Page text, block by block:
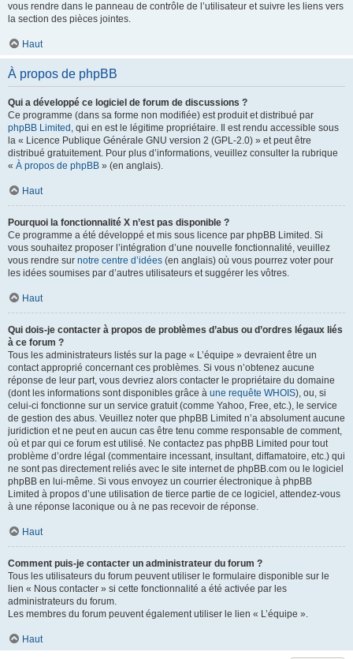
vous rendre dans le panneau de contrôle de l’utilisateur et suivre les liens vers
la section des pièces jointes.
Haut
À propos de phpBB
Qui a développé ce logiciel de forum de discussions ?
Ce programme (dans sa forme non modifiée) est produit et distribué par
phpBB Limited , qui en est le légitime propriétaire. Il est rendu accessible sous
la « Licence Publique Générale GNU version 2 (GPL-2.0) » et peut être
distribué gratuitement. Pour plus d’informations, veuillez consulter la rubrique
« À propos de phpBB » (en anglais).
Haut
Pourquoi la fonctionnalité X n’est pas disponible ?
Ce programme a été développé et mis sous licence par phpBB Limited. Si
vous souhaitez proposer l’intégration d’une nouvelle fonctionnalité, veuillez
vous rendre sur notre centre d’idées (en anglais) où vous pourrez voter pour
les idées soumises par d’autres utilisateurs et suggérer les vôtres.
Haut
Qui dois-je contacter à propos de problèmes d’abus ou d’ordres légaux liés
à ce forum ?
Tous les administrateurs listés sur la page « L’équipe » devraient être un
contact approprié concernant ces problèmes. Si vous n’obtenez aucune
réponse de leur part, vous devriez alors contacter le propriétaire du domaine
(dont les informations sont disponibles grâce à une requête WHOIS), ou, si
celui-ci fonctionne sur un service gratuit (comme Yahoo, Free, etc.), le service
de gestion des abus. Veuillez noter que phpBB Limited n’a absolument aucune
juridiction et ne peut en aucun cas être tenu comme responsable de comment,
où et par qui ce forum est utilisé. Ne contactez pas phpBB Limited pour tout
problème d’ordre légal (commentaire incessant, insultant, diffamatoire, etc.) qui
ne sont pas directement reliés avec le site internet de phpBB.com ou le logiciel
phpBB en lui-même. Si vous envoyez un courrier électronique à phpBB
Limited à propos d’une utilisation de tierce partie de ce logiciel, attendez-vous
à une réponse laconique ou à ne pas recevoir de réponse.
Haut
Comment puis-je contacter un administrateur du forum ?
Tous les utilisateurs du forum peuvent utiliser le formulaire disponible sur le
lien « Nous contacter » si cette fonctionnalité a été activée par les
administrateurs du forum.
Les membres du forum peuvent également utiliser le lien « L’équipe ».
Haut